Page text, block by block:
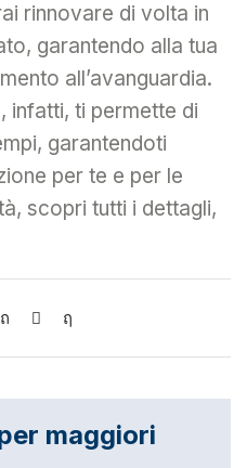
rinnovare di volta in
garantendo alla tua
all’avanguardia.
infatti, ti permette di
garantendoti
per te e per le
scopri tutti i dettagli,
maggiori